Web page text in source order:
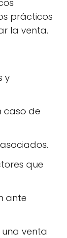
prácticos
la venta.
y
caso de
que
ante
venta